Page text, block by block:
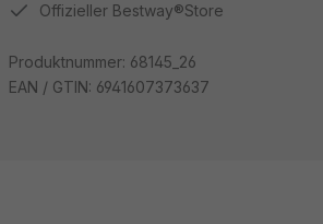
Offizieller Bestway®Store
Produktnummer: 68145_26
EAN / GTIN: 6941607373637